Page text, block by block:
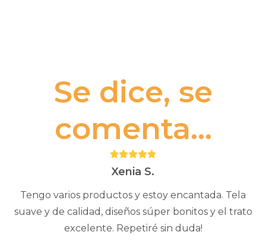
Se dice, se
comenta...
Puntuación:
5Xenia S.
Tengo varios productos y estoy encantada. Tela
suave y de calidad, diseños súper bonitos y el trato
excelente. Repetiré sin duda!